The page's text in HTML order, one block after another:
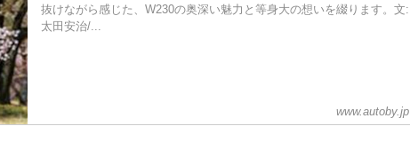
抜けながら感じた、W230の奥深い魅力と等身大の想いを綴ります。文:
太田安治/...
www.autoby.jp